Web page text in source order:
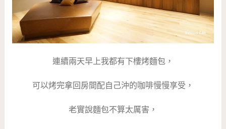
連續兩天早上我都有下樓烤麵包，
可以烤完拿回房間配自己沖的咖啡慢慢享受，
老實說麵包不算太厲害，